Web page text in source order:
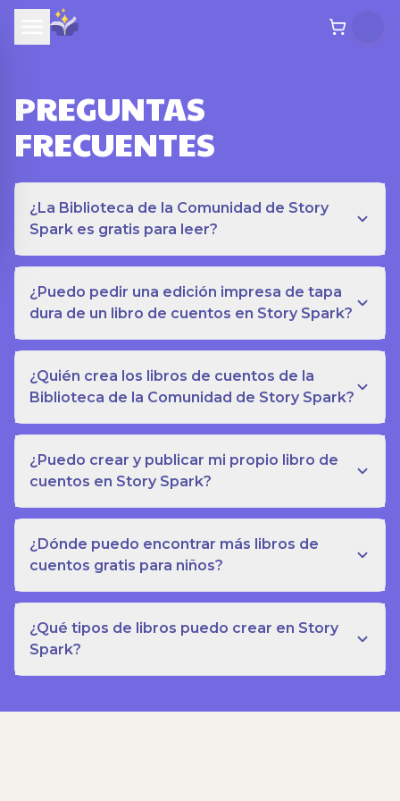
PREGUNTAS
FRECUENTES
¿La Biblioteca de la Comunidad de Story
Spark es gratis para leer?
¿Puedo pedir una edición impresa de tapa
dura de un libro de cuentos en Story Spark?
¿Quién crea los libros de cuentos de la
Biblioteca de la Comunidad de Story Spark?
¿Puedo crear y publicar mi propio libro de
cuentos en Story Spark?
¿Dónde puedo encontrar más libros de
cuentos gratis para niños?
¿Qué tipos de libros puedo crear en Story
Spark?